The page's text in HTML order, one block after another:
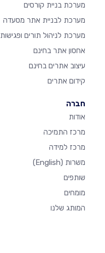
מערכת בניית קורסים
מערכת לבניית אתר מסעדה
מערכת לניהול תורים ופגישות
אחסון אתר בחינם
עיצוב אתרים בחינם
קידום אתרים
חברה
אודות
מרכז התמיכה
מרכז למידה
משרות (English)
שותפים
מומחים
המותג שלנו